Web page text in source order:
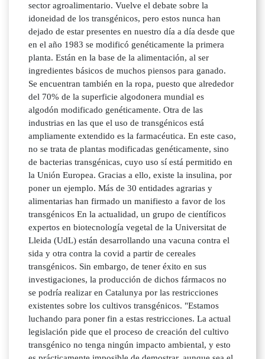
sector agroalimentario. Vuelve el debate sobre la
idoneidad de los transgénicos, pero estos nunca han
dejado de estar presentes en nuestro día a día desde que
en el año 1983 se modificó genéticamente la primera
planta. Están en la base de la alimentación, al ser
ingredientes básicos de muchos piensos para ganado.
Se encuentran también en la ropa, puesto que alrededor
del 70% de la superficie algodonera mundial es
algodón modificado genéticamente. Otra de las
industrias en las que el uso de transgénicos está
ampliamente extendido es la farmacéutica. En este caso,
no se trata de plantas modificadas genéticamente, sino
de bacterias transgénicas, cuyo uso sí está permitido en
la Unión Europea. Gracias a ello, existe la insulina, por
poner un ejemplo. Más de 30 entidades agrarias y
alimentarias han firmado un manifiesto a favor de los
transgénicos En la actualidad, un grupo de científicos
expertos en biotecnología vegetal de la Universitat de
Lleida (UdL) están desarrollando una vacuna contra el
sida y otra contra la covid a partir de cereales
transgénicos. Sin embargo, de tener éxito en sus
investigaciones, la producción de dichos fármacos no
se podría realizar en Catalunya por las restricciones
existentes sobre los cultivos transgénicos. "Estamos
luchando para poner fin a estas restricciones. La actual
legislación pide que el proceso de creación del cultivo
transgénico no tenga ningún impacto ambiental, y esto